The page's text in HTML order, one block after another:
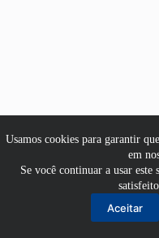
Usamos cookies para garantir
em
Se você continuar a usar este
Aceitar